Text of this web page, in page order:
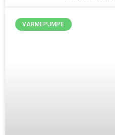
VARMEPUMPE